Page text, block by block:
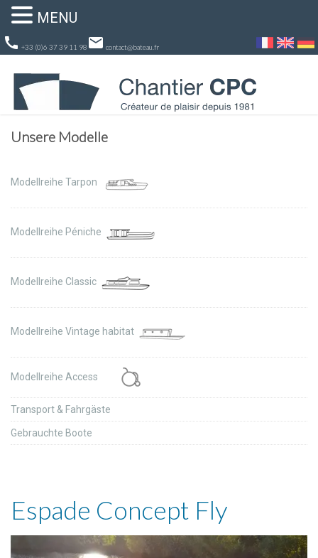
call +33 (0)6 37 39 11 98 email contact@bateau.fr
Unsere Modelle
Modellreihe Tarpon
Modellreihe Péniche
Modellreihe Classic
Modellreihe Vintage habitat
Modellreihe Access
Transport & Fahrgäste
Gebrauchte Boote
Espade Concept Fly
MENU